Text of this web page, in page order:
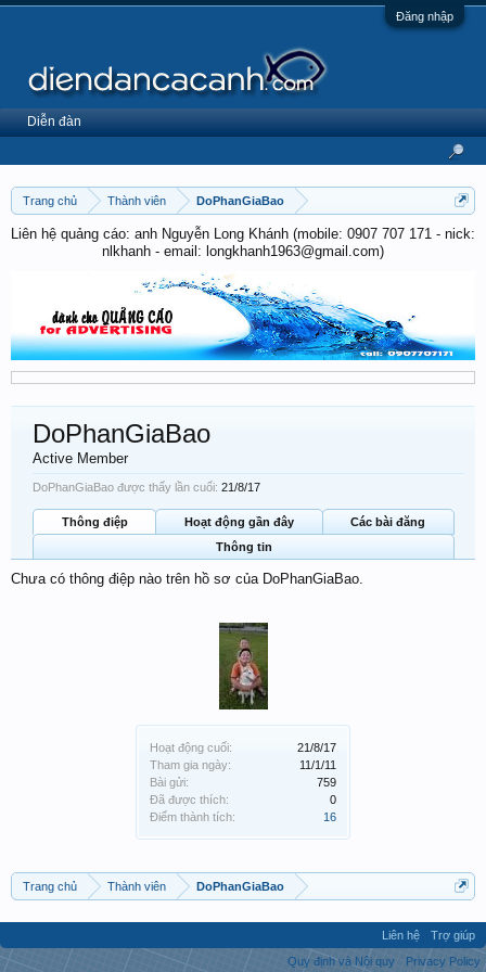
Đăng nhập
Trang chủ Thành viên DoPhanGiaBao
Liên hệ quảng cáo: anh Nguyễn Long Khánh (mobile: 0907 707 171 - nick:
nlkhanh - email: longkhanh1963@gmail.com)
Hoạt động cuối:
21/8/17
Tham gia ngày:
11/1/11
Bài gửi:
759
Đã được thích:
0
Điểm thành tích:
16
DoPhanGiaBao
Active Member
DoPhanGiaBao được thấy lần cuối: 21/8/17
Thông điệp Hoạt động gần đây
Các bài đăng
Thông tin
Chưa có thông điệp nào trên hồ sơ của DoPhanGiaBao.
Trang chủ Thành viên DoPhanGiaBao
Diễn đàn
Liên hệ
Trợ giúp
Quy định và Nội quy
Privacy Policy